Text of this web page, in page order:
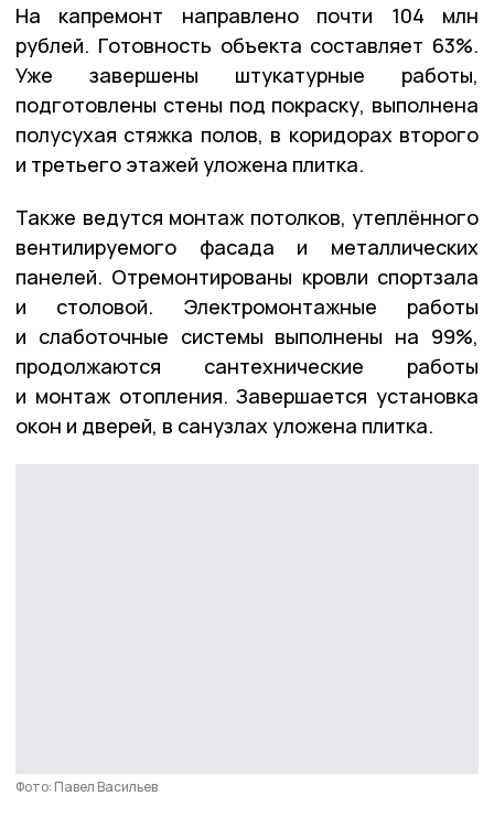
На капремонт направлено почти 104 млн
рублей. Готовность объекта составляет 63%.
Уже завершены штукатурные работы,
подготовлены стены под покраску, выполнена
полусухая стяжка полов, в коридорах второго
и третьего этажей уложена плитка.
Также ведутся монтаж потолков, утеплённого
вентилируемого фасада и металлических
панелей. Отремонтированы кровли спортзала
и столовой. Электромонтажные работы
и слаботочные системы выполнены на 99%,
продолжаются сантехнические работы
и монтаж отопления. Завершается установка
окон и дверей, в санузлах уложена плитка.
Фото: Павел Васильев